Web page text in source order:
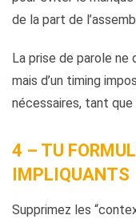
de la part de
La prise de parole ne
mais d’un timing
nécessaires, tant
4 – TU
IMPLIQUANTS
Supprimez les